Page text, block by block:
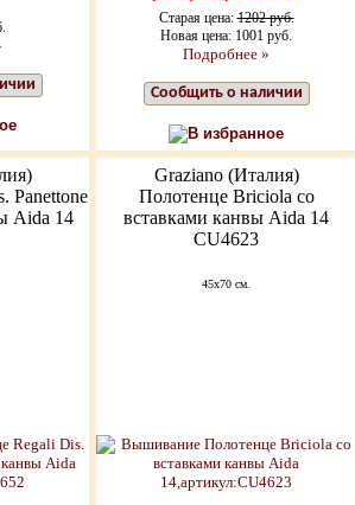
Старая цена:1202 руб.
Новая цена: 1001 руб.
Подробнее »
Сообщить о наличии
В избранное
Panettone
Aida 14
Graziano (Италия)
Полотенце Briciola со
вставками канвы Aida 14
CU4623
45x70 см.